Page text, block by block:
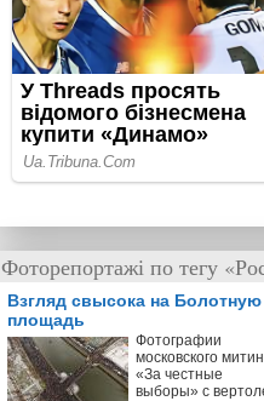
Фоторепортажі по тегу
Взгляд свысока на Болотную
площадь
Фотографии
московского
«За честные
выборы» с